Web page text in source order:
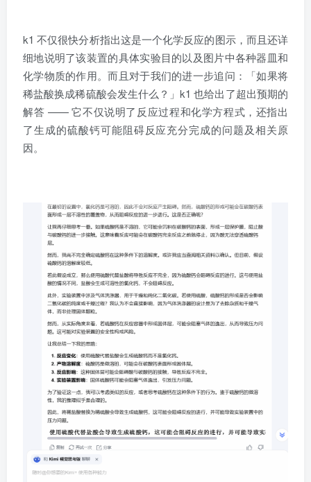
k1 不仅很快分析指出这是一个化学反应的图示，而且还详
细地说明了该装置的具体实验目的以及图片中各种器皿和
化学物质的作用。而且对于我们的进一步追问：「如果将
稀盐酸换成稀硫酸会发生什么？」k1 也给出了超出预期的
解答 —— 它不仅说明了反应过程和化学方程式，还指出
了生成的硫酸钙可能阻碍反应充分完成的问题及相关原
因。